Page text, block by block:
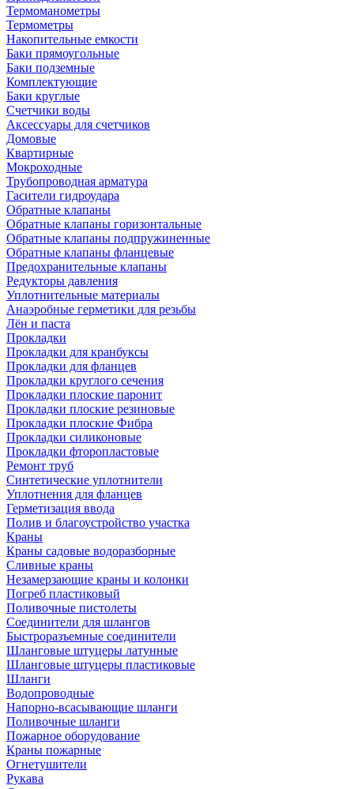
Термоманометры
Термометры
Накопительные емкости
Баки прямоугольные
Баки подземные
Комплектующие
Баки круглые
Счетчики воды
Аксессуары для счетчиков
Домовые
Квартирные
Мокроходные
Трубопроводная арматура
Гасители гидроудара
Обратные клапаны
Обратные клапаны горизонтальные
Обратные клапаны подпружиненные
Обратные клапаны фланцевые
Предохранительные клапаны
Редукторы давления
Уплотнительные материалы
Анаэробные герметики для резьбы
Лён и паста
Прокладки
Прокладки для кранбуксы
Прокладки для фланцев
Прокладки круглого сечения
Прокладки плоские паронит
Прокладки плоские резиновые
Прокладки плоские Фибра
Прокладки силиконовые
Прокладки фторопластовые
Ремонт труб
Синтетические уплотнители
Уплотнения для фланцев
Герметизация ввода
Полив и благоустройство участка
Краны
Краны садовые водоразборные
Сливные краны
Незамерзающие краны и колонки
Погреб пластиковый
Поливочные пистолеты
Соединители для шлангов
Быстроразъемные соединители
Шланговые штуцеры латунные
Шланговые штуцеры пластиковые
Шланги
Водопроводные
Напорно-всасывающие шланги
Поливочные шланги
Пожарное оборудование
Краны пожарные
Огнетушители
Рукава